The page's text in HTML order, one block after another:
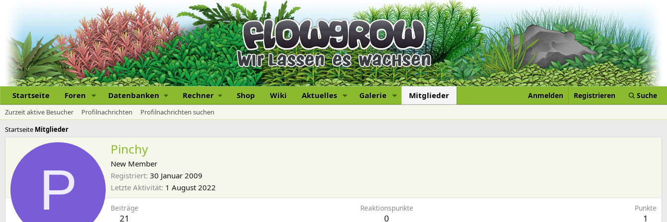
Startseite Foren Datenbanken Rechner Shop Wiki Aktuelles Galerie Mitglieder Anmelden Registrieren Suche
Zurzeit aktive Besucher Profilnachrichten
Profilnachrichten suchen
Startseite Mitglieder
P
Pinchy
New Member
Registriert 30 Januar 2009
Letzte Aktivität 1 August 2022
Beiträge
21
Reaktionspunkte
0
Punkte
1